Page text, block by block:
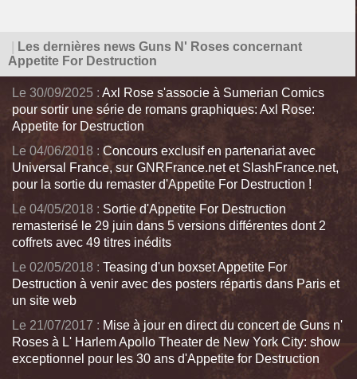
Les dernières news Guns N' Roses concernant
Appetite For Destruction
Le 30/09/2025 : Axl Rose s'associe à Sumerian Comics
pour sortir une série de romans graphiques: Axl Rose:
Appetite for Destruction
Le 04/06/2018 : Concours exclusif en partenariat avec
Universal France, sur GNRFrance.net et SlashFrance.net,
pour la sortie du remaster d'Appetite For Destruction !
Le 04/05/2018 : Sortie d'Appetite For Destruction
remasterisé le 29 juin dans 5 versions différentes dont 2
coffrets avec 49 titres inédits
Le 02/05/2018 : Teasing d'un boxset Appetite For
Destruction à venir avec des posters répartis dans Paris et
un site web
Le 21/07/2017 : Mise à jour en direct du concert de Guns n'
Roses à L' Harlem Apollo Theater de New York City: show
exceptionnel pour les 30 ans d'Appetite for Destruction